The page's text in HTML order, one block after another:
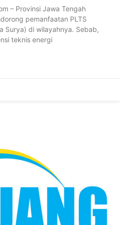
– Provinsi Jawa Tengah
pemanfaatan PLTS
Surya) di wilayahnya. Sebab,
teknis energi